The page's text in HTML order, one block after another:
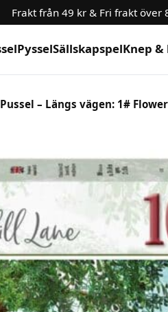
Frakt från 49 kr & Fri frakt över
PysselSällskapspelKnep &
– Längs vägen: 1#